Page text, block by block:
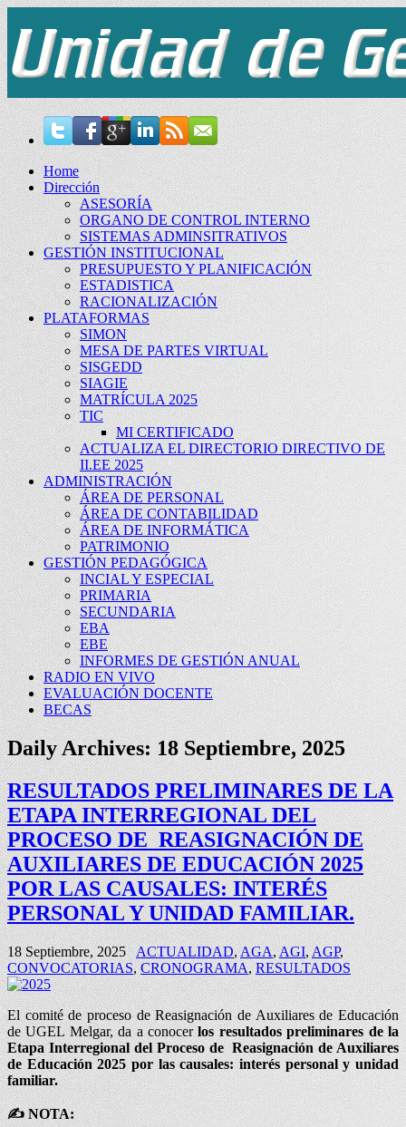
Home
Dirección
ASESORÍA
ORGANO DE CONTROL INTERNO
SISTEMAS ADMINSITRATIVOS
GESTIÓN INSTITUCIONAL
PRESUPUESTO Y PLANIFICACIÓN
ESTADISTICA
RACIONALIZACIÓN
PLATAFORMAS
SIMON
MESA DE PARTES VIRTUAL
SISGEDD
SIAGIE
MATRÍCULA 2025
TIC
MI CERTIFICADO
ACTUALIZA EL DIRECTORIO DIRECTIVO DE
II.EE 2025
ADMINISTRACIÓN
ÁREA DE PERSONAL
ÁREA DE CONTABILIDAD
ÁREA DE INFORMÁTICA
PATRIMONIO
GESTIÓN PEDAGÓGICA
INCIAL Y ESPECIAL
PRIMARIA
SECUNDARIA
EBA
EBE
INFORMES DE GESTIÓN ANUAL
RADIO EN VIVO
EVALUACIÓN DOCENTE
BECAS
Daily Archives:18 Septiembre, 2025
RESULTADOS PRELIMINARES DE LA
ETAPA INTERREGIONAL DEL
PROCESO DE REASIGNACIÓN DE
AUXILIARES DE EDUCACIÓN 2025
POR LAS CAUSALES: INTERÉS
PERSONAL Y UNIDAD FAMILIAR.
18 Septiembre, 2025 ACTUALIDAD,AGA, AGI,AGP,
CONVOCATORIAS,CRONOGRAMA,RESULTADOS
El comité de proceso de Reasignación de Auxiliares de Educación
de UGEL Melgar, da a conocerlosresultados preliminares de la
Etapa Interregional del Proceso de Reasignación de Auxiliares
de Educación 2025 por las causales: interés personal y unidad
familiar.
✍NOTA: